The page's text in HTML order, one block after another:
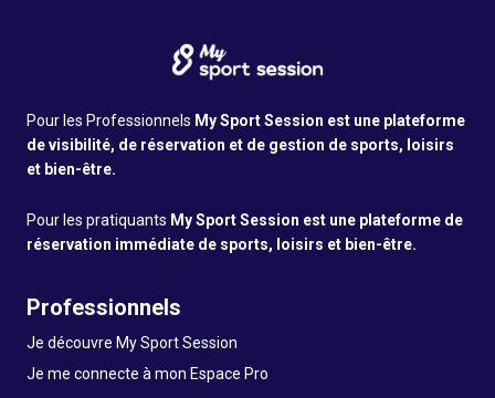
Pour les Professionnels My Sport Session est une plateforme
de visibilité, de réservation et de gestion de sports, loisirs
et bien-être.
Pour les pratiquants My Sport Session est une plateforme de
réservation immédiate de sports, loisirs et bien-être.
Professionnels
Je découvre My Sport Session
Je me connecte à mon Espace Pro